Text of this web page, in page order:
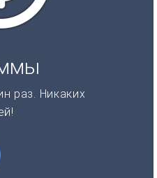
раз. Никаких